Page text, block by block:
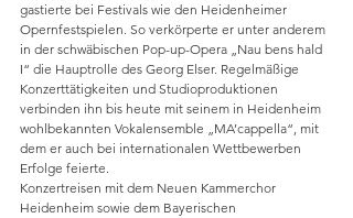
gastierte bei Festivals wie den Heidenheimer
Opernfestspielen. So verkörperte er unter anderem
in der schwäbischen Pop-up-Opera „Nau bens hald
I“ die Hauptrolle des Georg Elser. Regelmäßige
Konzerttätigkeiten und Studioproduktionen
verbinden ihn bis heute mit seinem in Heidenheim
wohlbekannten Vokalensemble „MA’cappella“, mit
dem er auch bei internationalen Wettbewerben
Erfolge feierte.
Konzertreisen mit dem Neuen Kammerchor
Heidenheim sowie dem Bayerischen